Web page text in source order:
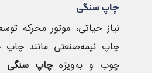
چاپ سنگی
نیاز حیاتی، موتور محرکه
چاپ نیمه‌صنعتی مانند
چوب و به‌ویژهچاپ سنگی